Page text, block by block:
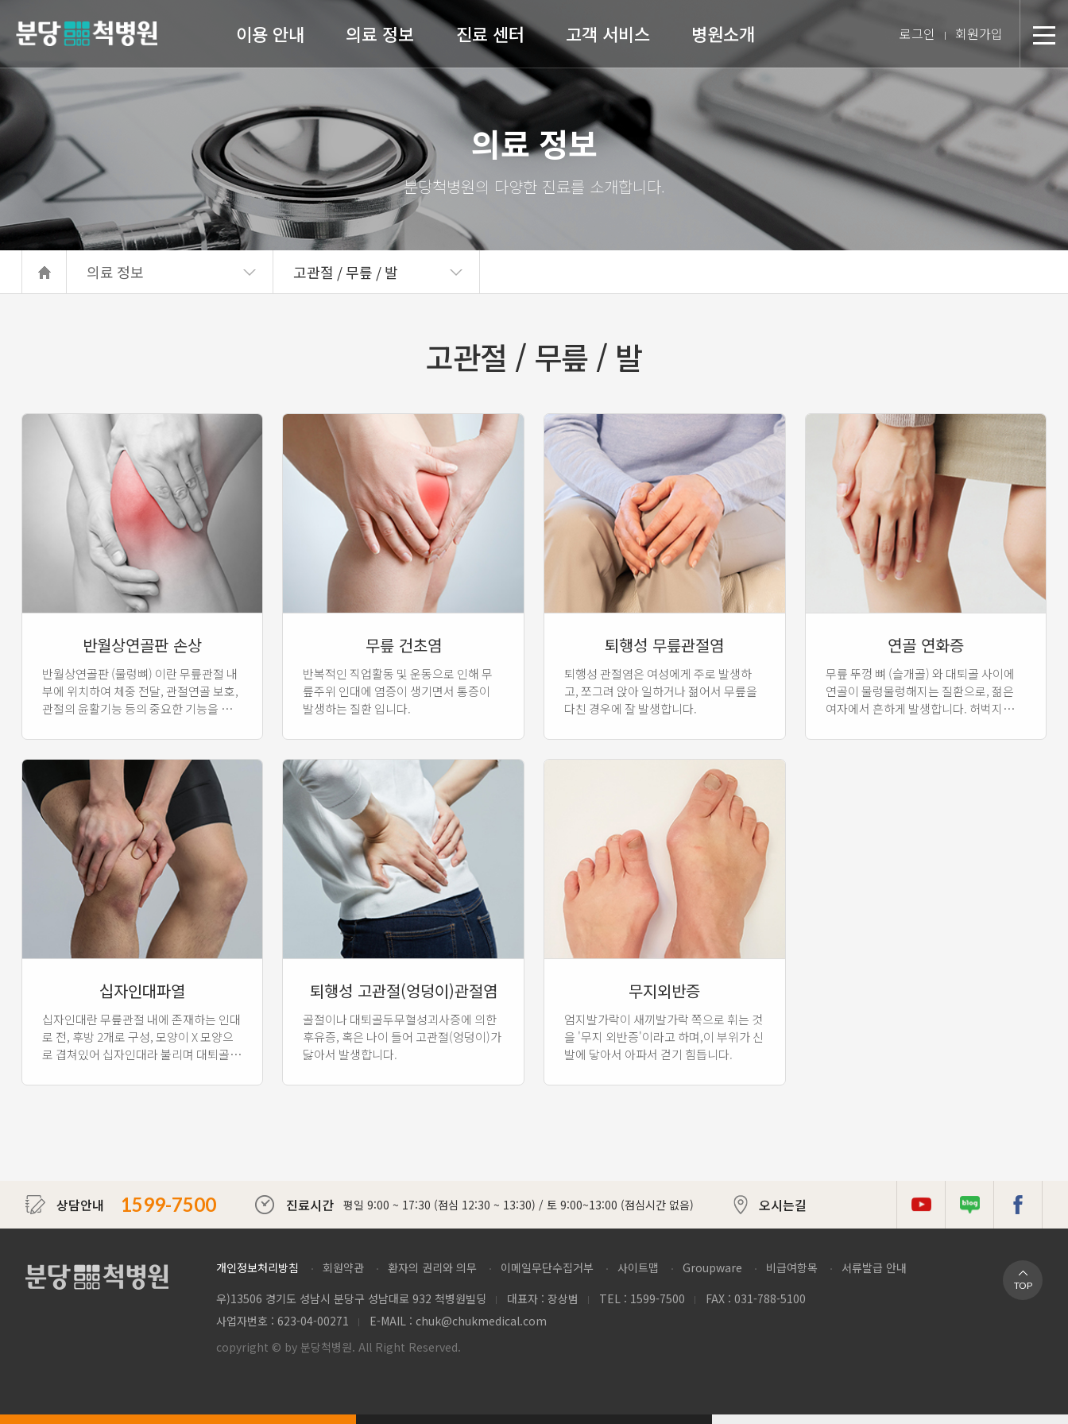
이용 안내
진료안내
입퇴원 수속
간호 간병 통합서비스
서류발급안내
의료 정보
어깨 / 팔
고관절 / 무릎 / 발
기타질환
진료 센터
척추센터
관절센터
도수재활센터
고객 서비스
공지사항
전문의 상담
뉴스레터
병원소개
병원장 인사말
미션 & 핵심경영방침
척병원 스토리
스텝 소개
로그인 회원가입
의료 정보
의료 정보 고관절 / 무릎 / 발
고관절 / 무릎 / 발
반월상연골판 손상
반월상연골판 (물렁뼈) 이란 무릎관절 내
부에 위치하여 체중 전달, 관절연골 보호,
관절의 윤활기능 등의 중요한 기능을 가
파열은 과격한 운동시 발생 가능성이 높
지만 나이가 들어감에 따라 특별한 외상
없이 퇴행성 변화에 따라 많이 발생합니
다.
무릎 건초염
반복적인 직업활동 및 운동으로 인해 무
릎주위 인대에 염증이 생기면서 통증이
발생하는 질환 입니다.
퇴행성 무릎관절염
퇴행성 관절염은 여성에게 주로 발생하
고, 쪼그려 앉아 일하거나 젊어서 무릎을
다친 경우에 잘 발생합니다.
연골 연화증
무릎 뚜껑 뼈 (슬개골) 와 대퇴골 사이에
연골이 물렁물렁해지는 질환으로, 젊은
여자에서 흔하게 발생합니다. 허벅지내외
상에 비해 외측으로 치우쳐진 것이 특징
십자인대파열
십자인대란 무릎관절 내에 존재하는 인대
로 전, 후방 2개로 구성, 모양이 X 모양으
로 겹쳐있어 십자인대라 불리며 대퇴골에
방지하는 중요한 역할을 합니다. 이 중 전
퇴행성 고관절(엉덩이)관절염
골절이나 대퇴골두무혈성괴사증에 의한
후유증, 혹은 나이 들어 고관절(엉덩이)가
닳아서 발생합니다.
무지외반증
엄지발가락이 새끼발가락 쪽으로 휘는 것
을 '무지 외반증'이라고 하며,이 부위가 신
발에 닿아서 아파서 걷기 힘듭니다.
상담안내 1599-7500 진료시간 평일 9:00 ~ 17:30 (점심 12:30 ~ 13:30) / 토 9:00~13:00 (점심시간 없음) 오시는길
개인정보처리방침 회원약관 환자의 권리와 의무 이메일무단수집거부 사이트맵 Groupware 비급여항목
서류발급 안내
우)13506 경기도 성남시 분당구 성남대로 932 척병원빌딩
대표자 : 장상범 TEL : 1599-7500
FAX : 031-788-5100
사업자번호 : 623-04-00271
E-MAIL : chuk@chukmedical.com
copyright © by 분당척병원. All Right Reserved.
TOP